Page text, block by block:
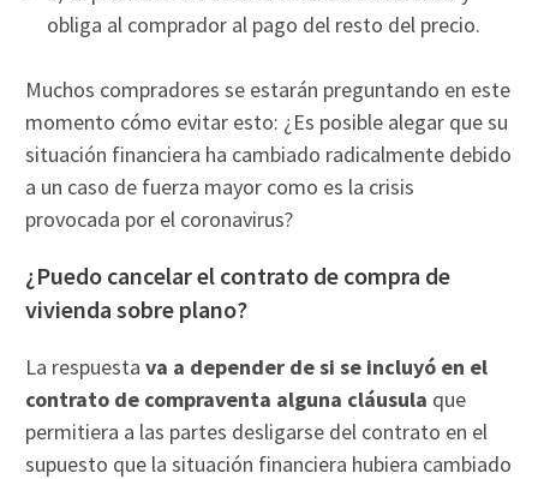
obliga al comprador al pago del resto del precio.
Muchos compradores se estarán preguntando en este
momento cómo evitar esto: ¿Es posible alegar que su
situación financiera ha cambiado radicalmente debido
a un caso de fuerza mayor como es la crisis
provocada por el coronavirus?
¿Puedo cancelar el contrato de compra de
vivienda sobre plano?
La respuestava a depender de si se incluyó en el
contrato de compraventa alguna cláusula que
permitiera a las partes desligarse del contrato en el
supuesto que la situación financiera hubiera cambiado